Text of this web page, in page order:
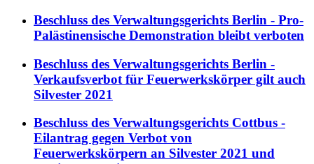
Beschluss des Verwaltungsgerichts Berlin - Pro-
Palästinensische Demonstration bleibt verboten
Beschluss des Verwaltungsgerichts Berlin -
Verkaufsverbot für Feuerwerkskörper gilt auch
Silvester 2021
Beschluss des Verwaltungsgerichts Cottbus -
Eilantrag gegen Verbot von
Feuerwerkskörpern an Silvester 2021 und